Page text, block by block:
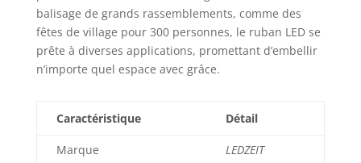
balisage de grands rassemblements, comme des
fêtes de village pour 300 personnes, le ruban LED se
prête à diverses applications, promettant d’embellir
n’importe quel espace avec grâce.
Caractéristique Détail
Marque
LEDZEIT